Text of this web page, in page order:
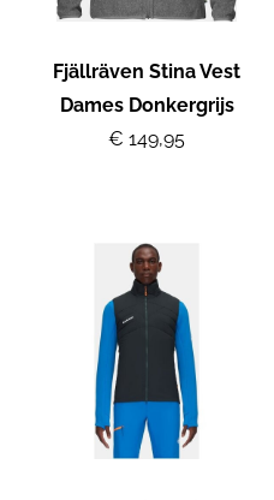
Fjällräven Stina Vest
Dames Donkergrijs
€ 149,95